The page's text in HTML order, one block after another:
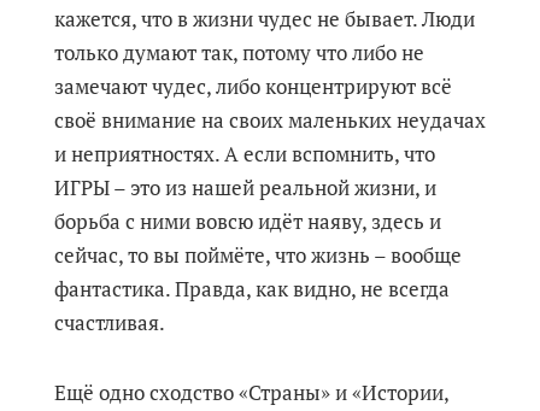
кажется, что в жизни чудес не бывает. Люди
только думают так, потому что либо не
замечают чудес, либо концентрируют всё
своё внимание на своих маленьких неудачах
и неприятностях. А если вспомнить, что
ИГРЫ – это из нашей реальной жизни, и
борьба с ними вовсю идёт наяву, здесь и
сейчас, то вы поймёте, что жизнь – вообще
фантастика. Правда, как видно, не всегда
счастливая.
Ещё одно сходство «Страны» и «Истории,